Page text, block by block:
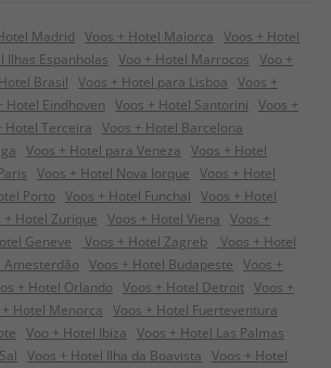
Madrid Voos + Hotel Maiorca Voos + Hotel
Ilhas Espanholas Voo + Hotel Marrocos Voo +
Brasil Voos + Hotel para Lisboa Voos +
Hotel Eindhoven Voos + Hotel Santorini Voos +
Hotel Terceira Voos + Hotel Barcelona
Voos + Hotel para Veneza Voos + Hotel
Voos + Hotel Nova Iorque Voos + Hotel
Porto Voos + Hotel Funchal Voos + Hotel
+ Hotel Zurique Voos + Hotel Viena Voos +
Geneve Voos + Hotel Zagreb
Voos + Hotel
Amesterdão Voos + Hotel Budapeste Voos +
+ Hotel Orlando Voos + Hotel Detroit Voos +
+ Hotel Menorca Voos + Hotel Fuerteventura
Voo + Hotel Ibiza Voos + Hotel Las Palmas
Voos + Hotel Ilha da Boavista Voos + Hotel